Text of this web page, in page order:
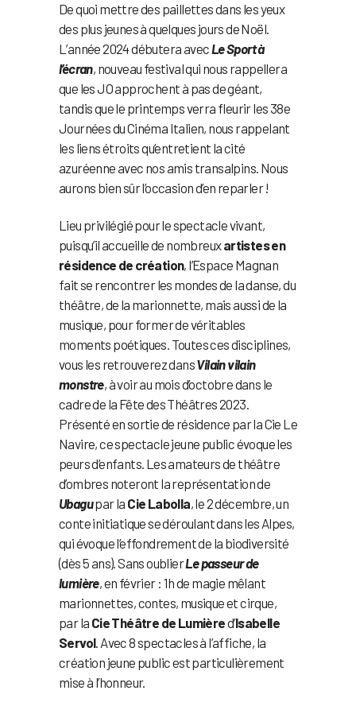
De quoi mettre des paillettes dans les yeux
des plus jeunes à quelques jours de Noël.
L’année 2024 débutera avecLe Sport à
l’écran, nouveau festival qui nous rappellera
que les JO approchent à pas de géant,
tandis que le printemps verra fleurir les 38e
Journées du Cinéma Italien, nous rappelant
les liens étroits qu’entretient la cité
azuréenne avec nos amis transalpins. Nous
aurons bien sûr l’occasion d’en reparler !
Lieu privilégié pour le spectacle vivant,
puisqu’il accueille de nombreuxartistes en
résidence de création, l’Espace Magnan
fait se rencontrer les mondes de la danse, du
théâtre, de la marionnette, mais aussi de la
musique, pour former de véritables
moments poétiques. Toutes ces disciplines,
vous les retrouverez dansVilain vilain
monstre, à voir au mois d’octobre dans le
cadre de la Fête des Théâtres 2023.
Présenté en sortie de résidence par la Cie Le
Navire, ce spectacle jeune public évoque les
peurs d’enfants. Les amateurs de théâtre
d’ombres noteront la représentation de
Ubagupar la Cie Labolla, le 2 décembre, un
conte initiatique se déroulant dans les Alpes,
qui évoque l’effondrement de la biodiversité
(dès 5 ans). Sans oublierLe passeur de
lumière, en février : 1h de magie mêlant
marionnettes, contes, musique et cirque,
par la Cie Théâtre de Lumièred’Isabelle
Servol. Avec 8 spectacles à l’affiche, la
création jeune public est particulièrement
mise à l’honneur.